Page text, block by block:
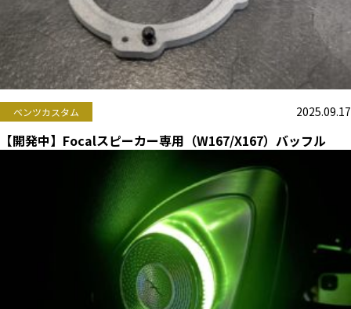
ベンツカスタム 2025.09.17
【開発中】Focalスピーカー専用（W167/X167）バッフル